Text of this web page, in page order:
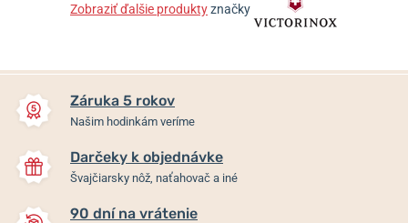
Zobraziť ďalšie produktyznačky
Záruka 5 rokov
Našim hodinkám veríme
Darčeky k objednávke
Švajčiarsky nôž, naťahovač a iné
90 dní na vrátenie